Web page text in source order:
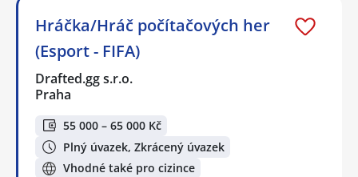
Hráčka/Hráč počítačových her
(Esport - FIFA)
Drafted.gg s.r.o.
Praha
55 000 – 65 000 Kč
Plný úvazek, Zkrácený úvazek
Vhodné také pro cizince